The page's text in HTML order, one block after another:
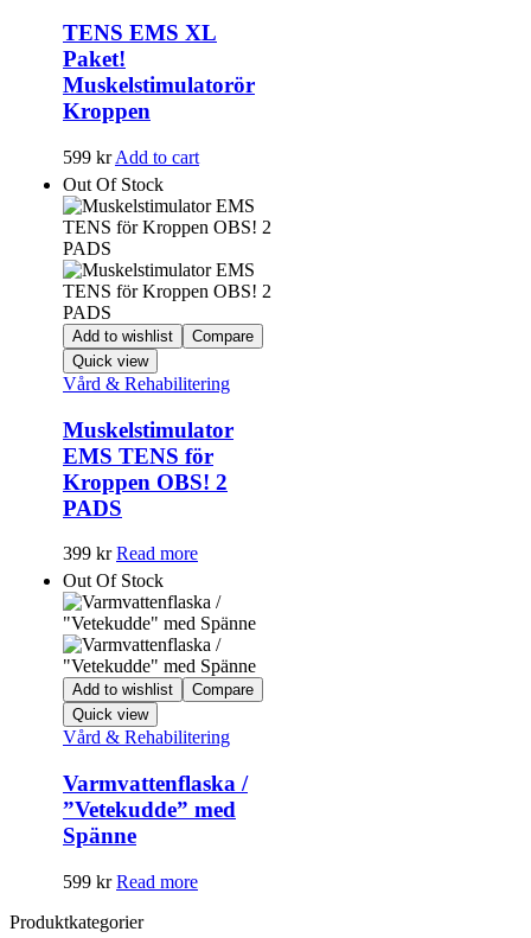
TENS EMS XL
Paket!
Muskelstimulatorör
Kroppen
599 kr Add to cart
Out Of Stock
Add to wishlist
Compare
Quick view
Vård & Rehabilitering
Muskelstimulator
EMS TENS för
Kroppen OBS! 2
PADS
399 kr Read more
Out Of Stock
Add to wishlist
Compare
Quick view
Vård & Rehabilitering
Varmvattenflaska /
”Vetekudde” med
Spänne
599 kr Read more
Produktkategorier